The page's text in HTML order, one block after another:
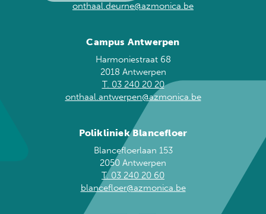
onthaal.deurne@azmonica.be
Campus Antwerpen
Harmoniestraat 68
2018 Antwerpen
T. 03 240 20 20
onthaal.antwerpen@azmonica.be
Polikliniek Blancefloer
Blancefloerlaan 153
2050 Antwerpen
T. 03 240 20 60
blancefloer@azmonica.be